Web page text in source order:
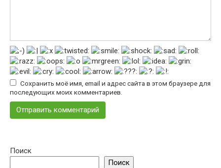
Сохранить моё имя, email и адрес сайта в этом браузере для
последующих моих комментариев.
Поиск
Поиск